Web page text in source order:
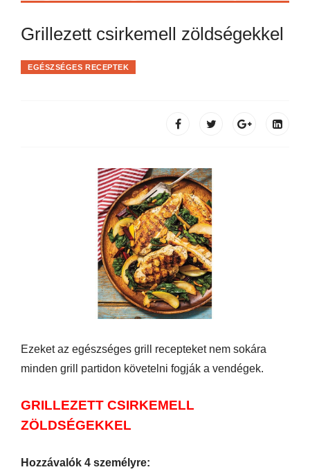
Grillezett csirkemell zöldségekkel
EGÉSZSÉGES RECEPTEK
Ezeket az egészséges grill recepteket nem sokára
minden grill partidon követelni fogják a vendégek.
GRILLEZETT CSIRKEMELL
ZÖLDSÉGEKKEL
Hozzávalók 4 személyre: